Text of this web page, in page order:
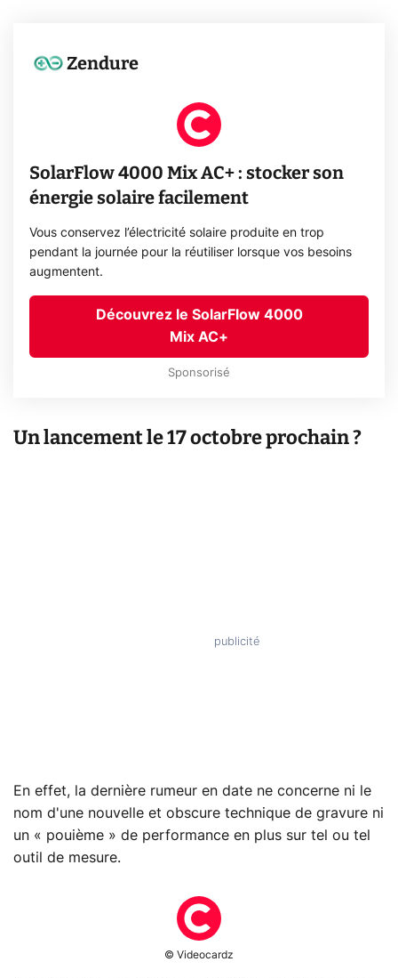
Zendure
SolarFlow 4000 Mix AC+ : stocker son
énergie solaire facilement
Vous conservez l’électricité solaire produite en trop
pendant la journée pour la réutiliser lorsque vos besoins
augmentent.
Découvrez le SolarFlow 4000
Mix AC+
Sponsorisé
Un lancement le 17 octobre prochain ?
En effet, la dernière rumeur en date ne concerne ni le
nom d'une nouvelle et obscure technique de gravure ni
un « pouième » de performance en plus sur tel ou tel
outil de mesure.
© Videocardz